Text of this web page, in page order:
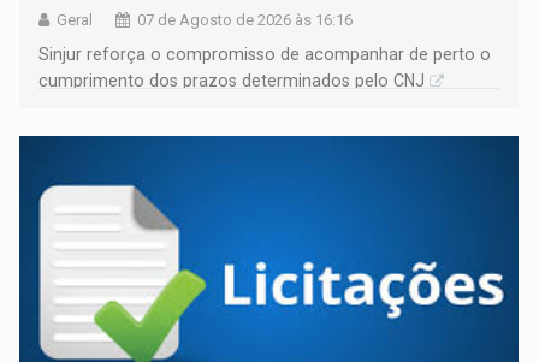
Geral 07 de Agosto de 2026 às 16:16
Sinjur reforça o compromisso de acompanhar de perto o
cumprimento dos prazos determinados pelo CNJ